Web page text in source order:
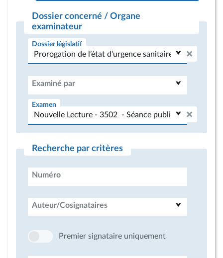
Dossier concerné / Organe
examinateur
Dossier législatif
Examiné par
Examen
Recherche par critères
Numéro
Auteur/Cosignataires
Premier signataire uniquement